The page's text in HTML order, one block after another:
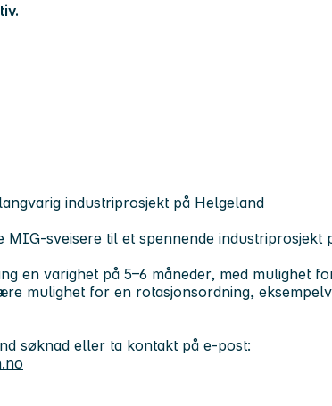
industriprosjekt på Helgeland
MIG-sveisere til et spennende industriprosjekt
en varighet på 5–6 måneder, med mulighet
mulighet for en rotasjonsordning,
søknad eller ta kontakt på e-post: